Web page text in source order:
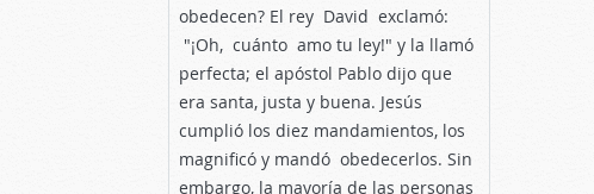
obedecen? El rey David exclamó:
"¡Oh, cuánto amo tu ley!" y la llamó
perfecta; el apóstol Pablo dijo que
era santa, justa y buena. Jesús
cumplió los diez mandamientos, los
magnificó y mandó obedecerlos. Sin
embargo, la mayoría de las personas